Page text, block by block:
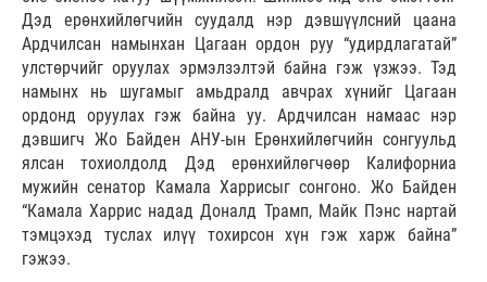
Дэд ерөнхийлөгчийн суудалд нэр дэвшүүлсний цаана
Ардчилсан намынхан Цагаан ордон руу “удирдлагатай”
улстөрчийг оруулах эрмэлзэлтэй байна гэж үзжээ. Тэд
намынх нь шугамыг амьдралд авчрах хүнийг Цагаан
ордонд оруулах гэж байна уу. Ардчилсан намаас нэр
дэвшигч Жо Байден АНУ-ын Ерөнхийлөгчийн сонгуульд
ялсан тохиолдолд Дэд ерөнхийлөгчөөр Калифорниа
мужийн сенатор Камала Харрисыг сонгоно. Жо Байден
“Камала Харрис надад Доналд Трамп, Майк Пэнс нартай
тэмцэхэд туслах илүү тохирсон хүн гэж харж байна”
гэжээ.